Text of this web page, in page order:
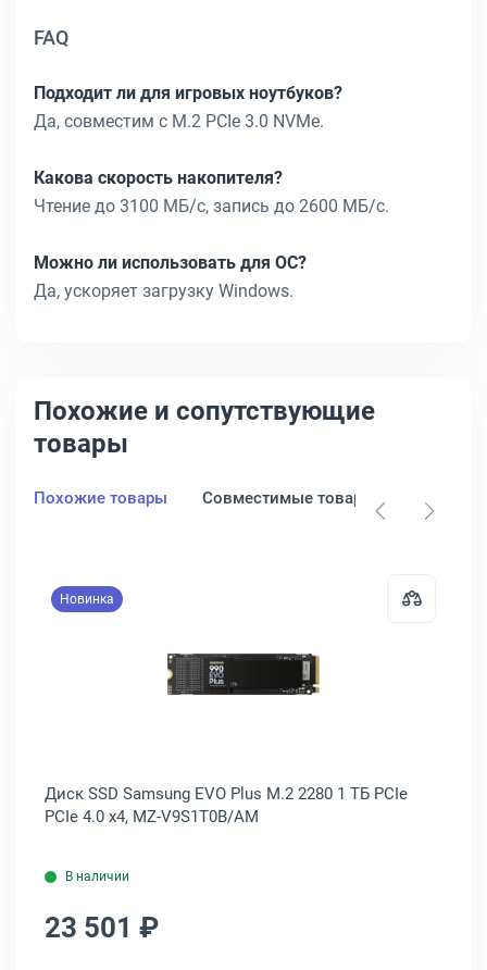
FAQ
Подходит ли для игровых ноутбуков?
Да, совместим с M.2 PCIe 3.0 NVMe.
Какова скорость накопителя?
Чтение до 3100 МБ/с, запись до 2600 МБ/с.
Можно ли использовать для ОС?
Да, ускоряет загрузку Windows.
Похожие и сопутствующие
товары
Похожие товары Совместимые товары
P210 2.5" 1 ТБ SATA, P210S1TB25
Новинка
Открыть товар: Диск SSD
Диск SSD Samsung EVO Plus M.2 2280 1 ТБ PCIe
PCIe 4.0 x4, MZ-V9S1T0B/AM
В наличии
23 501 ₽